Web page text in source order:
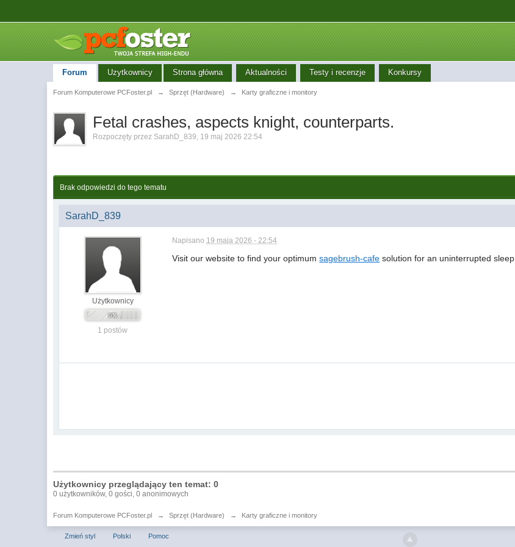
Strona główna Aktualności Testy i recenzje Konkursy
Forum Uzytkownicy
Forum Komputerowe PCFoster.pl → Sprzęt (Hardware) → Karty graficzne i monitory
Fetal crashes, aspects knight, counterparts.
Rozpoczęty przez SarahD_839, 19 maj 2026 22:54
Brak odpowiedzi do tego tematu
SarahD_839
Użytkownicy
1 postów
Napisano 19 maja 2026 - 22:54
Visit our website to find your optimumsagebrush-cafe solution for an uninterrupted sleep.
Użytkownicy przeglądający ten temat: 0
0 użytkowników, 0 gości, 0 anonimowych
Forum Komputerowe PCFoster.pl → Sprzęt (Hardware) → Karty graficzne i monitory
Zmień styl Polski Pomoc